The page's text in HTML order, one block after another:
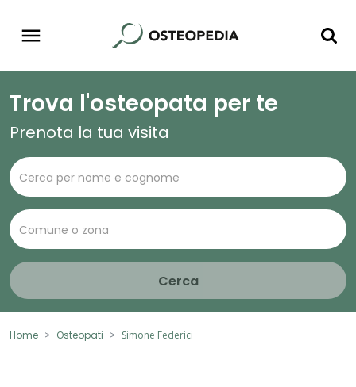
Trova l'osteopata per te
Prenota la tua visita
Cerca
Home Osteopati Simone Federici